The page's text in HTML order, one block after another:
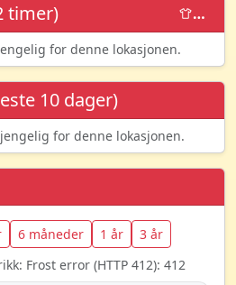
timer) …
for denne lokasjonen.
10 dager)
for denne lokasjonen.
6 måneder 1 år
3 år
Frost error (HTTP 412): 412